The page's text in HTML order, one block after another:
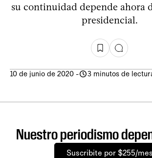
su continuidad depende ahora
presidencial.
10 de junio de 2020 - 3 minutos de
Nuestro periodismo
Suscribite por $255/mes